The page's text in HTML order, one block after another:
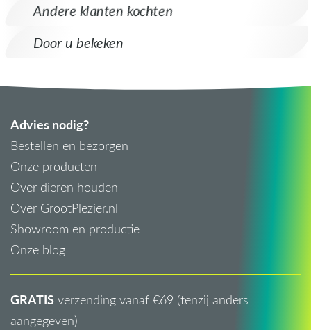
Andere klanten kochten
Door u bekeken
Advies nodig?
Bestellen en bezorgen
Onze producten
Over dieren houden
Over GrootPlezier.nl
Showroom en productie
Onze blog
GRATIS verzending vanaf €69 (tenzij anders
aangegeven)